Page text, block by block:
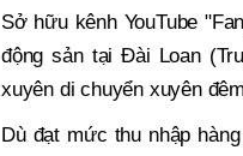
Sở hữu kênh YouTube
động sản tại Đài Loan
xuyên di chuyển xuyên
Dù đạt mức thu nhập